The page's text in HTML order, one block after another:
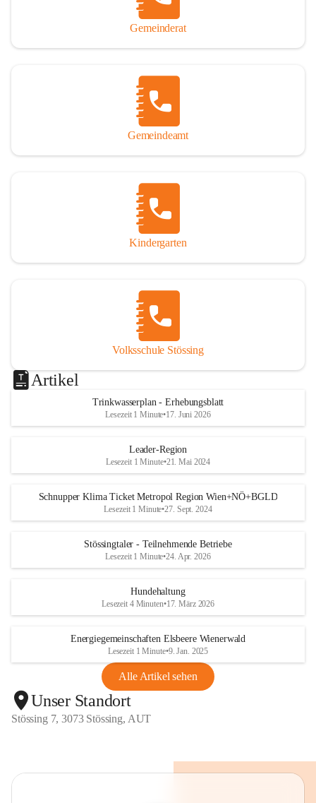
Gemeinderat
Gemeindeamt
Kindergarten
Volksschule Stössing
Artikel
Trinkwasserplan - Erhebungsblatt
Lesezeit 1 Minute•17. Juni 2026
Leader-Region
Lesezeit 1 Minute•21. Mai 2024
Schnupper Klima Ticket Metropol Region Wien+NÖ+BGLD
Lesezeit 1 Minute•27. Sept. 2024
Stössingtaler - Teilnehmende Betriebe
Lesezeit 1 Minute•24. Apr. 2026
Hundehaltung
Lesezeit 4 Minuten•17. März 2026
Energiegemeinschaften Elsbeere Wienerwald
Lesezeit 1 Minute•9. Jan. 2025
Alle Artikel sehen
Unser Standort
Stössing 7, 3073 Stössing, AUT